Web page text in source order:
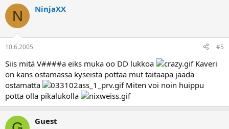
N NinjaXX
10.6.2005 #5
Siis mitä V####a eiks muka oo DD lukkoa
Kaveri
on kans ostamassa kyseistä pottaa mut taitaapa jäädä
ostamatta
Miten voi noin huippu
potta olla pikalukolla
Guest